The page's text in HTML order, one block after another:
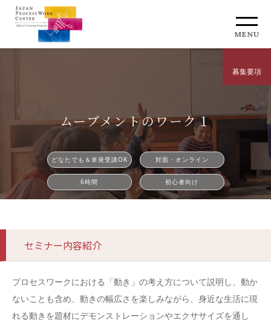
MENU
募集要項
ムーブメントのワーク１
どなたでも＆単発受講OK 対面・オンライン
6時間 初心者向け
セミナー内容紹介
プロセスワークにおける「動き」の考え方について説明し、動か
ないことも含め、動きの幅広さを楽しみながら、身近な生活に現
れる動きを題材にデモンストレーションやエクササイズを通し